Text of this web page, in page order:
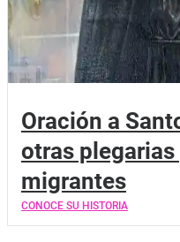
Oración a
otras
migrantes
CONOCE SU HISTORIA